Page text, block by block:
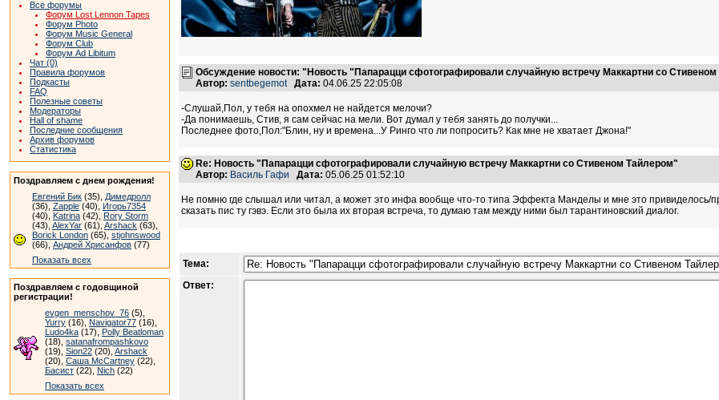
Все форумы
Форум Lost Lennon Tapes
Форум Photo
Форум Music General
Форум Club
Форум Ad Libitum
Чат (0)
Правила форумов
Подкасты
FAQ
Полезные советы
Модераторы
Hall of shame
Последние сообщения
Архив форумов
Статистика
Поздравляем с днем рождения!
Евгений Бик (35), Димедролл
(36), Zapple (40), Игорь7354
(40), Katrina (42), Rory Storm
(43), AlexYar (61), Arshack (63),
Borick London (65), stjohnswood
(66), Андрей Хрисанфов (77)
Показать всех
Поздравляем с годовщиной
регистрации!
evgen_menschov_76 (5),
Yurry (16), Navigator77 (16),
Ludo4ka (17), Polly Beatloman
(18), satanafrompashkovo
(19), Sion22 (20), Arshack
(20), Саша McCartney (22),
Басист (22), Nich (22)
Показать всех
Обсуждение новости: "Новость "Папарацци сфотографировали случайную встречу Маккартни со
Автор: sentbegemot Дата: 04.06.25 22:05:08
-Слушай,Пол, у тебя на опохмел не найдется мелочи?
-Да понимаешь, Стив, я сам сейчас на мели. Вот думал у тебя занять до получки...
Последнее фото,Пол:"Блин, ну и времена...У Ринго что ли попросить? Как мне не хватает Джона!"
Re: Новость "Папарацци сфотографировали случайную встречу Маккартни со Стивеном Тайлером"
Автор: Василь Гафи Дата: 05.06.25 01:52:10
Не помню где слышал или читал, а может это инфа вообще что-то типа Эффекта Манделы и мне это привиделось/
сказать пис ту гэвэ. Если это была их вторая встреча, то думаю там между ними был тарантиновский диалог.
Тема:
Ответ: